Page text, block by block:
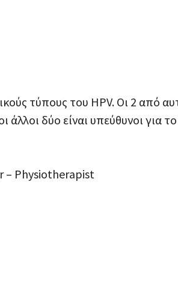
τύπους του HPV. Οι 2 από
άλλοι δύο είναι υπεύθυνοι για
– Physiotherapist